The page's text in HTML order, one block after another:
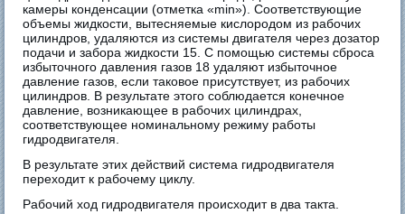
камеры конденсации (отметка «min»). Соответствующие
объемы жидкости, вытесняемые кислородом из рабочих
цилиндров, удаляются из системы двигателя через дозатор
подачи и забора жидкости 15. С помощью системы сброса
избыточного давления газов 18 удаляют избыточное
давление газов, если таковое присутствует, из рабочих
цилиндров. В результате этого соблюдается конечное
давление, возникающее в рабочих цилиндрах,
соответствующее номинальному режиму работы
гидродвигателя.
В результате этих действий система гидродвигателя
переходит к рабочему циклу.
Рабочий ход гидродвигателя происходит в два такта.